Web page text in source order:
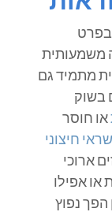
משמעותית
מתמיד גם
בשוק
או חוסר
חיצוני
ארוכי
או אפילו
הפך נפוץ